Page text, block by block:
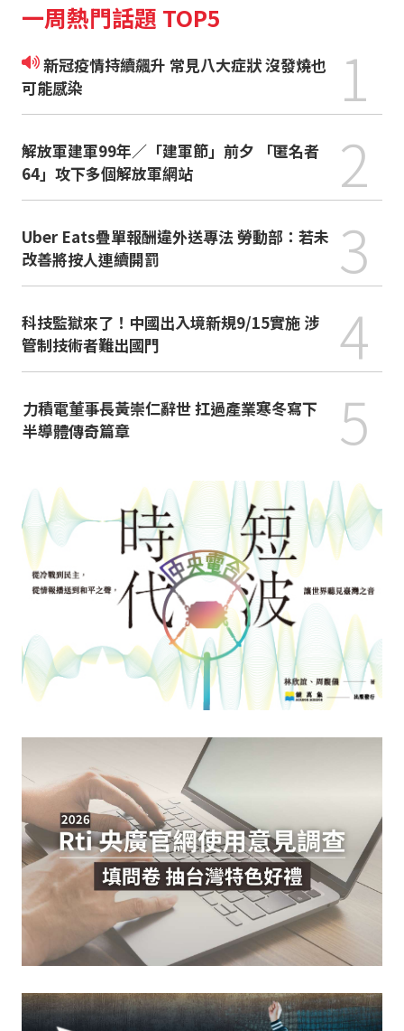
一周熱門話題 TOP5
新冠疫情持續飆升 常見八大症狀 沒發燒也
可能感染
1
解放軍建軍99年／「建軍節」前夕 「匿名者
64」攻下多個解放軍網站
2
Uber Eats疊單報酬違外送專法 勞動部：若未
改善將按人連續開罰
3
科技監獄來了！中國出入境新規9/15實施 涉
管制技術者難出國門
4
力積電董事長黃崇仁辭世 扛過產業寒冬寫下
半導體傳奇篇章
5